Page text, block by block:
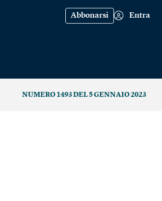
Abbonarsi Entra
NUMERO 1493 DEL 5 GENNAIO 2023